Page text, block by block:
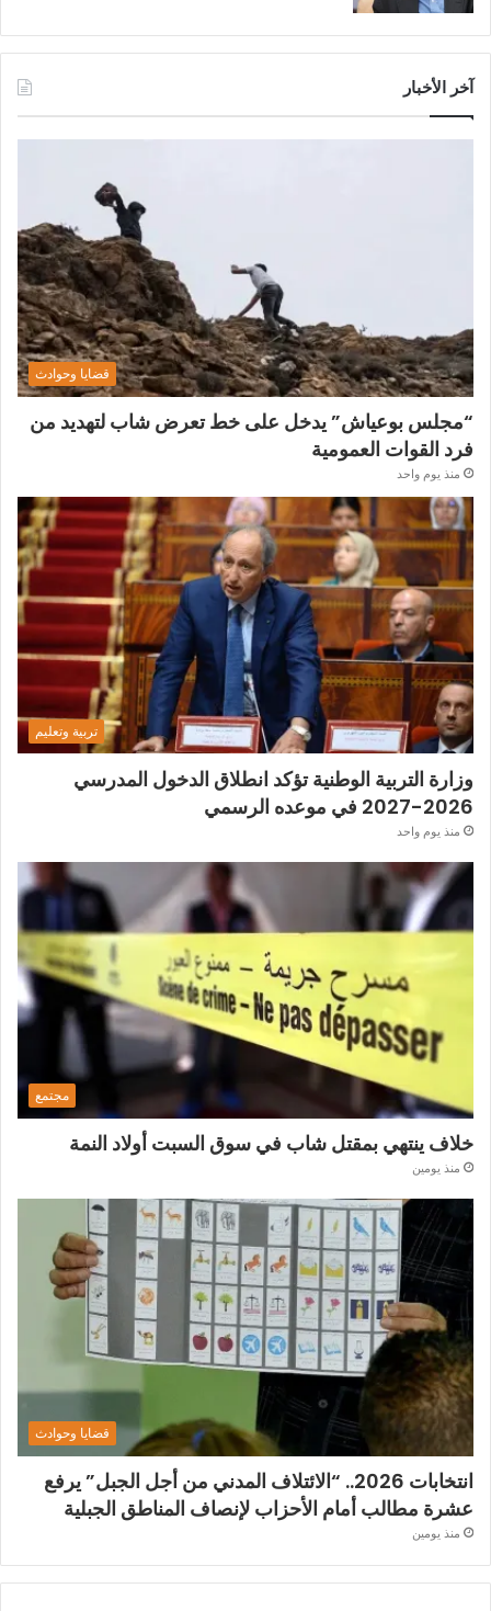
آخر الأخبار
قضايا وحوادث
“مجلس بوعياش” يدخل على خط تعرض شاب لتهديد من
فرد القوات العمومية
منذ يوم واحد
تربية وتعليم
وزارة التربية الوطنية تؤكد انطلاق الدخول المدرسي
2026-2027 في موعده الرسمي
منذ يوم واحد
مجتمع
خلاف ينتهي بمقتل شاب في سوق السبت أولاد النمة
منذ يومين
قضايا وحوادث
انتخابات 2026.. “الائتلاف المدني من أجل الجبل” يرفع
عشرة مطالب أمام الأحزاب لإنصاف المناطق الجبلية
منذ يومين